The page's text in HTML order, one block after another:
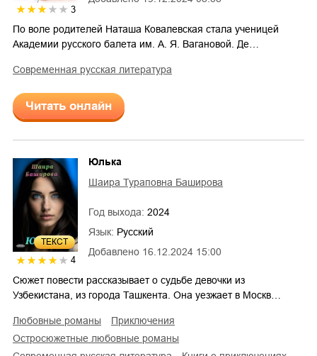
3
По воле родителей Наташа Ковалевская стала ученицей
Академии русского балета им. А. Я. Вагановой. Де…
современная русская литература
Читать онлайн
ТЕКСТ
4
Добавлено 16.12.2024 15:00
Юлька
Шаира Тураповна Баширова
Год выхода: 2024
Язык: Русский
Сюжет повести рассказывает о судьбе девочки из
Узбекистана, из города Ташкента. Она уезжает в Москв…
любовные романы
приключения
остросюжетные любовные романы